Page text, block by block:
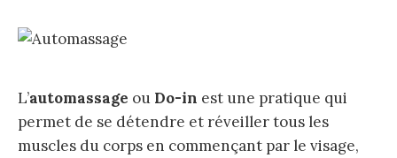
L’automassage ou Do-in est une pratique qui
permet de se détendre et réveiller tous les
muscles du corps en commençant par le visage,